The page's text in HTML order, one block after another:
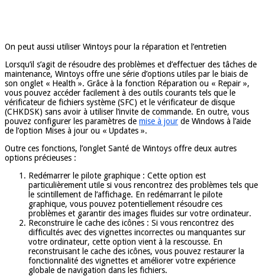
On peut aussi utiliser Wintoys pour la réparation et l’entretien
Lorsqu’il s’agit de résoudre des problèmes et d’effectuer des tâches de
maintenance, Wintoys offre une série d’options utiles par le biais de
son onglet « Health ». Grâce à la fonction Réparation ou « Repair »,
vous pouvez accéder facilement à des outils courants tels que le
vérificateur de fichiers système (SFC) et le vérificateur de disque
(CHKDSK) sans avoir à utiliser l’invite de commande. En outre, vous
pouvez configurer les paramètres de mise à jour de Windows à l’aide
de l’option Mises à jour ou « Updates ».
Outre ces fonctions, l’onglet Santé de Wintoys offre deux autres
options précieuses :
Redémarrer le pilote graphique : Cette option est
particulièrement utile si vous rencontrez des problèmes tels que
le scintillement de l’affichage. En redémarrant le pilote
graphique, vous pouvez potentiellement résoudre ces
problèmes et garantir des images fluides sur votre ordinateur.
Reconstruire le cache des icônes : Si vous rencontrez des
difficultés avec des vignettes incorrectes ou manquantes sur
votre ordinateur, cette option vient à la rescousse. En
reconstruisant le cache des icônes, vous pouvez restaurer la
fonctionnalité des vignettes et améliorer votre expérience
globale de navigation dans les fichiers.